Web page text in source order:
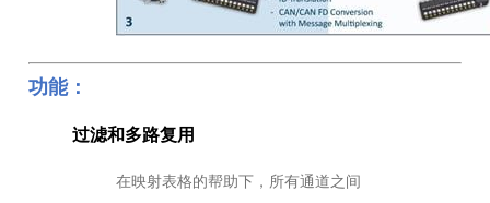
功能：
过滤和多路复用
在映射表格的帮助下，所有通道之间